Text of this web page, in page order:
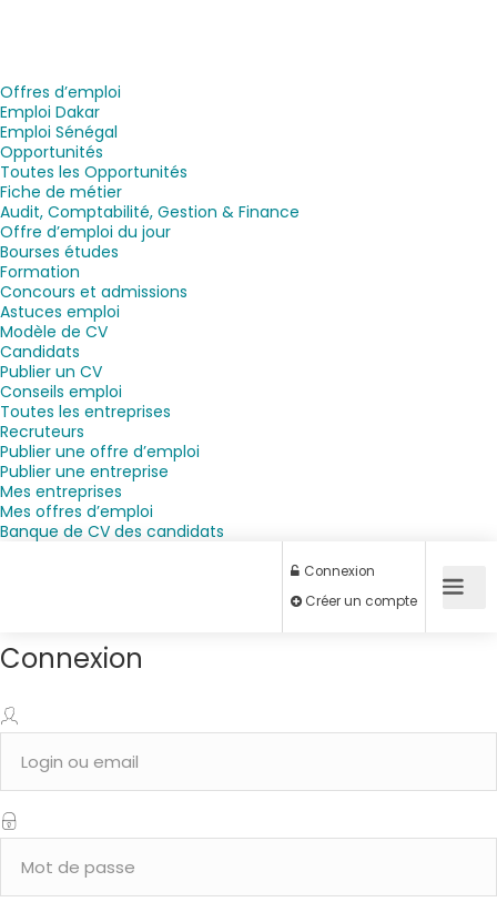
Offres d’emploi
Emploi Dakar
Emploi Sénégal
Opportunités
Toutes les Opportunités
Fiche de métier
Audit, Comptabilité, Gestion & Finance
Offre d’emploi du jour
Bourses études
Formation
Concours et admissions
Astuces emploi
Modèle de CV
Candidats
Publier un CV
Conseils emploi
Toutes les entreprises
Recruteurs
Publier une offre d’emploi
Publier une entreprise
Mes entreprises
Mes offres d’emploi
Banque de CV des candidats
Connexion